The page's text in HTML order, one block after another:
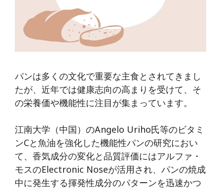
パンは多くの文化で重要な主食とされてきまし
たが、近年では健康志向の高まりを受けて、そ
の栄養価や機能性に注目が集まっています。
江南大学（中国）のAngelo Uriho氏等のビタミ
ンCと魚油を強化した機能性パンの研究におい
て、香気成分の変化と品質評価にはアルファ・
モスのElectronic Noseが活用され、パンの焼成
中に発生する揮発性成分のパターンを迅速かつ